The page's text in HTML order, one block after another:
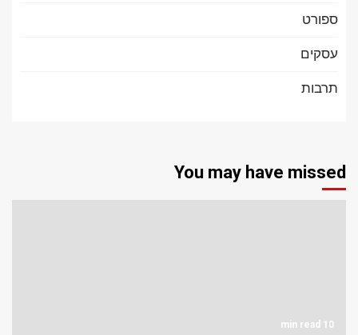
ספורט
עסקים
תרבות
You may have missed
10 min read